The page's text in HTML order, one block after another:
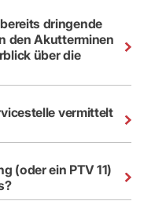
den Akutterminen
über die
vermittelt
(oder ein PTV 11)